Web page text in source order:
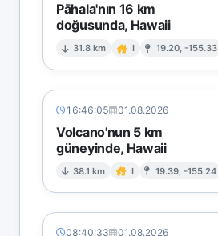
Pāhala'nın 16 km
doğusunda, Hawaii
31.8 km I 19.20, -155.33
16:46:05 01.08.2026
Volcano'nun 5 km
güneyinde, Hawaii
38.1 km I 19.39, -155.24
08:40:33 01.08.2026